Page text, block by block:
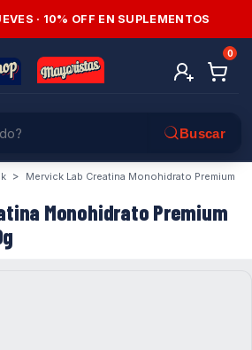
· 10% OFF EN SUPLEMENTOS
0
>
Mervick Lab Creatina Monohidrato Premium
Monohidrato Premium